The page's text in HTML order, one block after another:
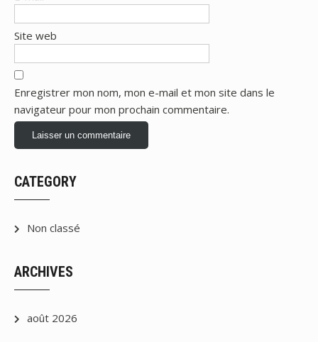
Site web
Enregistrer mon nom, mon e-mail et mon site dans le
navigateur pour mon prochain commentaire.
CATEGORY
Non classé
ARCHIVES
août 2026